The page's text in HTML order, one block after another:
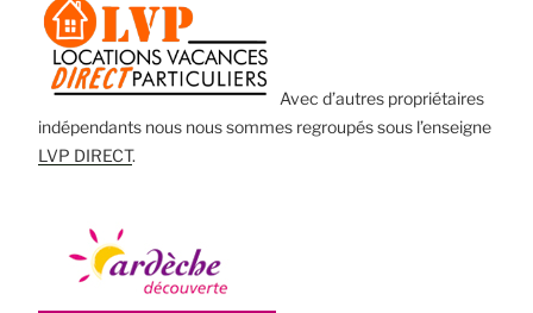
Avec d’autres propriétaires
indépendants nous nous sommes regroupés sous l’enseigne
LVP DIRECT.